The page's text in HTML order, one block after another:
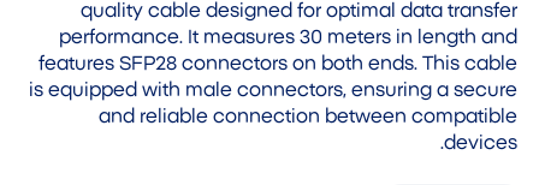
quality cable designed for optimal data transfer
performance. It measures 30 meters in length and
features SFP28 connectors on both ends. This cable
is equipped with male connectors, ensuring a secure
and reliable connection between compatible
devices.